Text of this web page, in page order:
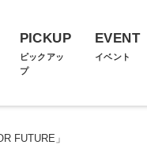
PICKUP
ピックアッ
プ
EVENT
イベント
FUTURE」